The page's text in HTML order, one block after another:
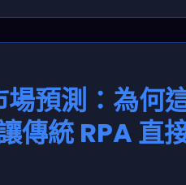
場預測：為何
傳統 RPA 直